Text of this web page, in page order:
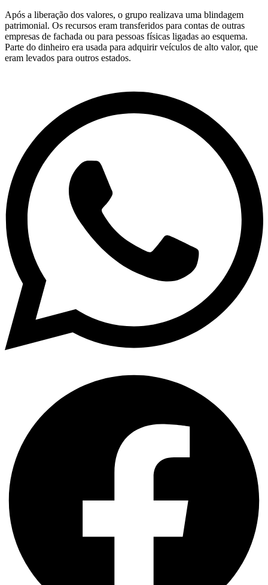
Após a liberação dos valores, o grupo realizava uma blindagem
patrimonial. Os recursos eram transferidos para contas de outras
empresas de fachada ou para pessoas físicas ligadas ao esquema.
Parte do dinheiro era usada para adquirir veículos de alto valor, que
eram levados para outros estados.